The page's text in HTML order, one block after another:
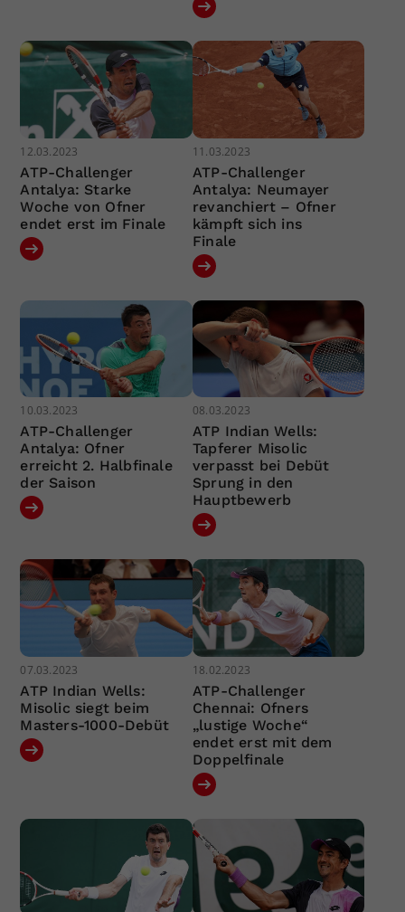
12.03.2023
ATP-Challenger
Antalya: Starke
Woche von Ofner
endet erst im Finale
11.03.2023
ATP-Challenger
Antalya: Neumayer
revanchiert – Ofner
kämpft sich ins
Finale
10.03.2023
ATP-Challenger
Antalya: Ofner
erreicht 2. Halbfinale
der Saison
08.03.2023
ATP Indian Wells:
Tapferer Misolic
verpasst bei Debüt
Sprung in den
Hauptbewerb
07.03.2023
ATP Indian Wells:
Misolic siegt beim
Masters-1000-Debüt
18.02.2023
ATP-Challenger
Chennai: Ofners
„lustige Woche“
endet erst mit dem
Doppelfinale